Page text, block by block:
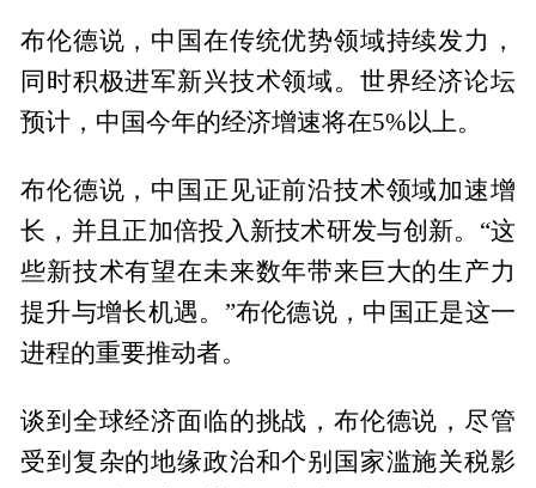
布伦德说，中国在传统优势领域持续发力，
同时积极进军新兴技术领域。世界经济论坛
预计，中国今年的经济增速将在5%以上。
布伦德说，中国正见证前沿技术领域加速增
长，并且正加倍投入新技术研发与创新。“这
些新技术有望在未来数年带来巨大的生产力
提升与增长机遇。”布伦德说，中国正是这一
进程的重要推动者。
谈到全球经济面临的挑战，布伦德说，尽管
受到复杂的地缘政治和个别国家滥施关税影